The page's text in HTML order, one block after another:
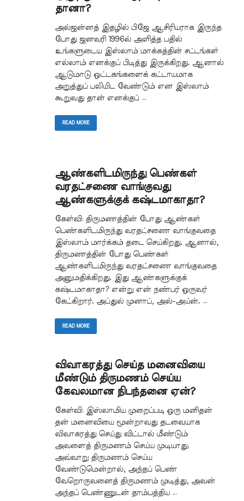
தானா?
அல்ஜன்னத் இதழில் பிஜே ஆசிரியராக இருந்த
போது ஜனவரி 1996ல் அளித்த பதில்
உங்களுடைய இஸ்லாம் மாக்கத்தின் சட்டங்கள்
எல்லாம் எனக்குப் பிடித்து இருக்கிறது. ஆனால்
ஆடுமாடு ஒட்டகங்களைக் கட்டாயமாக
அறுத்துப் பலியிட வேண்டும் என இஸ்லாம்
கூறுவது தான் எனக்குப் …
READ MORE
ஆண்களிடமிருந்து பெண்கள்
வரதட்சணை வாங்குவது
ஆண்களுக்குக் கஷ்டமாகாதா?
கேள்வி: திருமணத்தின் போது ஆண்கள்
பெண்களிடமிருந்து வரதட்சணை வாங்குவதை
இஸ்லாம் மார்க்கம் தடை செய்கிறது. ஆனால்,
திருமணத்தின் போது பெண்கள்
ஆண்களிடமிருந்து வரதட்சணை வாங்குவதை
அனுமதிக்கிறது. இது ஆண்களுக்குக்
கஷ்டமாகாதா? என்று என் நண்பர் ஒருவர்
கேட்கிறார். அப்துல் முனாப், அல்-அய்ன். …
READ MORE
விவாகரத்து செய்த மனைவியை
மீண்டும் திருமணம் செய்ய
கேவலமான நிபந்தனை ஏன்?
கேள்வி: இஸ்லாமிய முறைப்படி ஒரு மனிதன்
தன் மனைவியை மூன்றாவது தடவையாக
விவாகரத்து செய்து விட்டால் மீண்டும்
அவளைத் திருமணம் செய்ய முடியாது;
அவ்வாறு திருமணம் செய்ய
வேண்டுமென்றால், அந்தப் பெண்
வேறொருவனைத் திருமணம் முடித்து, அவன்
அந்தப் பெண்ணுடன் தாம்பத்திய …